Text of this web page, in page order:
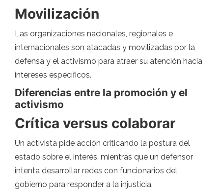
Movilización
Las organizaciones nacionales, regionales e
internacionales son atacadas y movilizadas por la
defensa y el activismo para atraer su atención hacia
intereses específicos.
Diferencias entre la promoción y el
activismo
Crítica versus colaborar
Un activista pide acción criticando la postura del
estado sobre el interés, mientras que un defensor
intenta desarrollar redes con funcionarios del
gobierno para responder a la injusticia.